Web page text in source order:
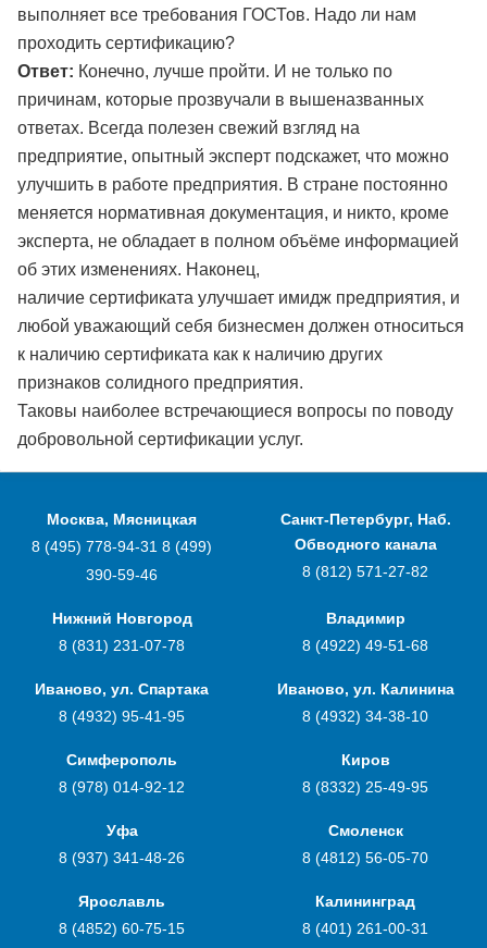
выполняет все требования ГОСТов. Надо ли нам
проходить сертификацию?
Ответ: Конечно, лучше пройти. И не только по
причинам, которые прозвучали в вышеназванных
ответах. Всегда полезен свежий взгляд на
предприятие, опытный эксперт подскажет, что можно
улучшить в работе предприятия. В стране постоянно
меняется нормативная документация, и никто, кроме
эксперта, не обладает в полном объёме информацией
об этих изменениях. Наконец,
наличие сертификата улучшает имидж предприятия, и
любой уважающий себя бизнесмен должен относиться
к наличию сертификата как к наличию других
признаков солидного предприятия.
Таковы наиболее встречающиеся вопросы по поводу
добровольной сертификации услуг.
Москва, Мясницкая
8 (495) 778-94-31 8 (499)
390-59-46
Санкт-Петербург, Наб.
Обводного канала
8 (812) 571-27-82
Нижний Новгород
8 (831) 231-07-78
Владимир
8 (4922) 49-51-68
Иваново, ул. Спартака
8 (4932) 95-41-95
Иваново, ул. Калинина
8 (4932) 34-38-10
Симферополь
8 (978) 014-92-12
Киров
8 (8332) 25-49-95
Уфа
8 (937) 341-48-26
Смоленск
8 (4812) 56-05-70
Ярославль
8 (4852) 60-75-15
Калининград
8 (401) 261-00-31